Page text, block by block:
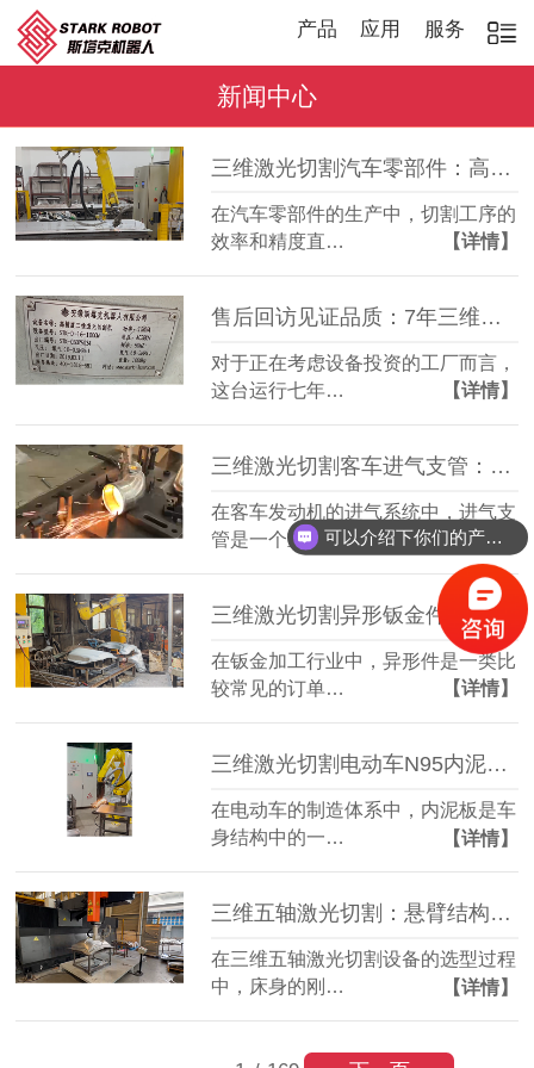
产品 应用 服务
新闻中心
三维激光切割汽车零部件：高效稳定，适配多品种加工
在汽车零部件的生产中，切割工序的
效率和精度直…
【详情】
售后回访见证品质：7年三维激光切割机，稳定如常
对于正在考虑设备投资的工厂而言，
这台运行七年…
【详情】
三维激光切割客车进气支管：复杂管件精准成型
在客车发动机的进气系统中，进气支
管是一个重要…
【详情】
三维激光切割异形钣金件：复杂轮廓一机成型
在钣金加工行业中，异形件是一类比
较常见的订单…
【详情】
三维激光切割电动车N95内泥板：复杂曲面准确成型
在电动车的制造体系中，内泥板是车
身结构中的一…
【详情】
三维五轴激光切割：悬臂结构全铸件床身，搭配柏楚系统更实用
在三维五轴激光切割设备的选型过程
中，床身的刚…
【详情】
可以介绍下你们的产品么？